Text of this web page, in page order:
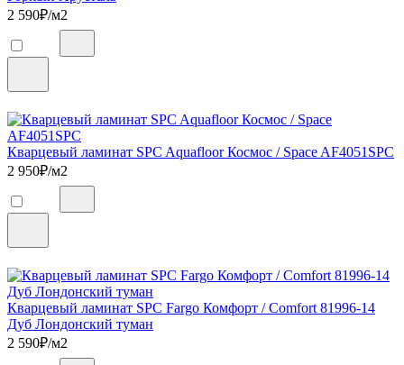
2 590₽/м2
Кварцевый ламинат SPC Aquafloor Космос / Space AF4051SPC
2 950₽/м2
Кварцевый ламинат SPC Fargo Комфорт / Comfort 81996-14
Дуб Лондонский туман
2 590₽/м2